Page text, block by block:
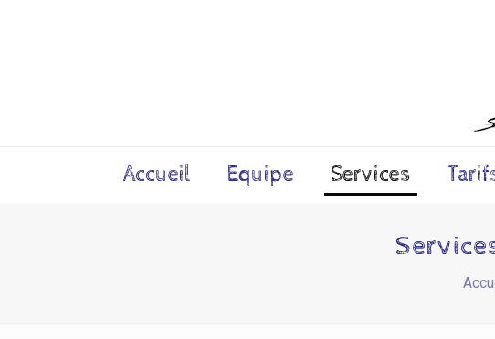
Accueil Equipe Services